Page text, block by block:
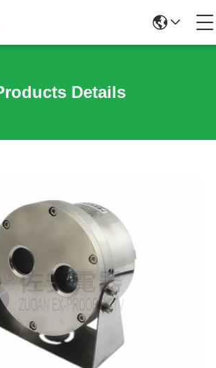
Details